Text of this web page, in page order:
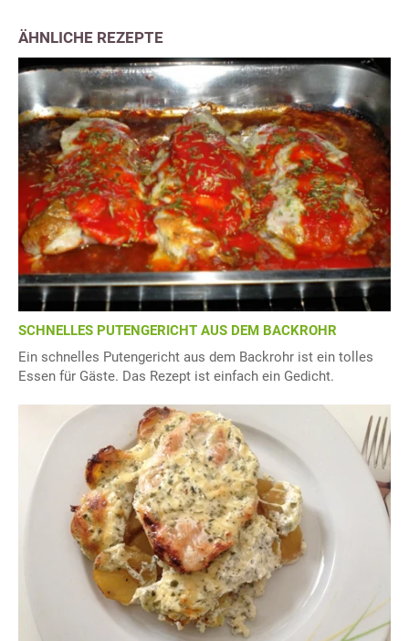
ÄHNLICHE REZEPTE
SCHNELLES PUTENGERICHT AUS DEM BACKROHR
Ein schnelles Putengericht aus dem Backrohr ist ein tolles
Essen für Gäste. Das Rezept ist einfach ein Gedicht.